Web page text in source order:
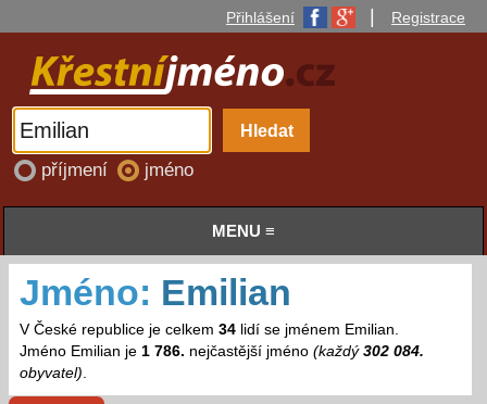
Přihlášení Registrace
příjmení jméno
MENU ≡
Jméno: Emilian
V České republice je celkem 34lidí se jménem Emilian.
Jméno Emilian je 1 786. nejčastější jméno (každý 302 084.
obyvatel).